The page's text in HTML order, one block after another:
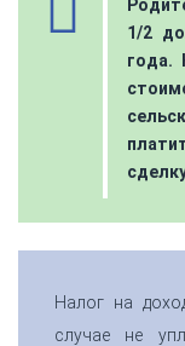
1/2
года.
Налог на
случае не